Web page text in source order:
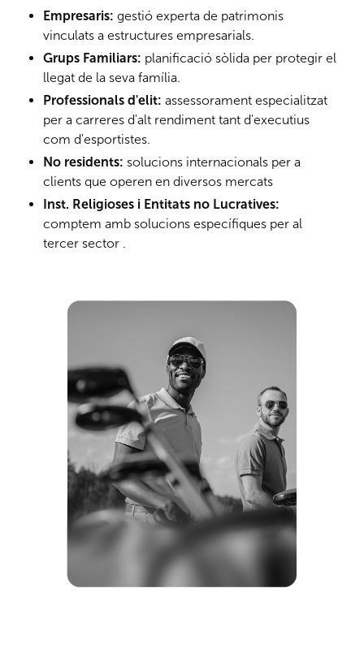
Empresaris: gestió experta de patrimonis
vinculats a estructures empresarials.
Grups Familiars: planificació sòlida per protegir el
llegat de la seva família.
Professionals d'elit: assessorament especialitzat
per a carreres d'alt rendiment tant d'executius
com d'esportistes.
No residents: solucions internacionals per a
clients que operen en diversos mercats
Inst. Religioses i Entitats no Lucratives:
comptem amb solucions específiques per al
tercer sector .